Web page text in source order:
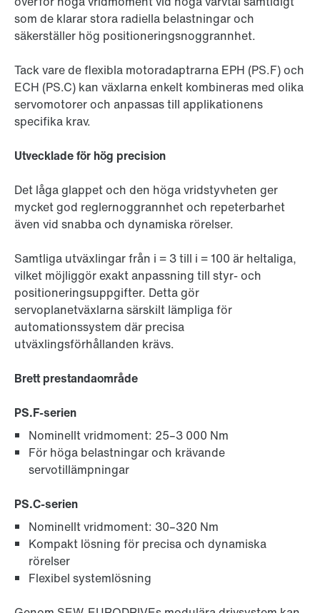
som de klarar stora radiella belastningar och
säkerställer hög positioneringsnoggrannhet.
Tack vare de flexibla motoradaptrarna EPH (PS.F) och
ECH (PS.C) kan växlarna enkelt kombineras med olika
servomotorer och anpassas till applikationens
specifika krav.
Utvecklade för hög precision
Det låga glappet och den höga vridstyvheten ger
mycket god reglernoggrannhet och repeterbarhet
även vid snabba och dynamiska rörelser.
Samtliga utväxlingar från i = 3 till i = 100 är heltaliga,
vilket möjliggör exakt anpassning till styr- och
positioneringsuppgifter. Detta gör
servoplanetväxlarna särskilt lämpliga för
automationssystem där precisa
utväxlingsförhållanden krävs.
Brett prestandaområde
PS.F-serien
Nominellt vridmoment: 25–3 000 Nm
För höga belastningar och krävande
servotillämpningar
PS.C-serien
Nominellt vridmoment: 30–320 Nm
Kompakt lösning för precisa och dynamiska
rörelser
Flexibel systemlösning